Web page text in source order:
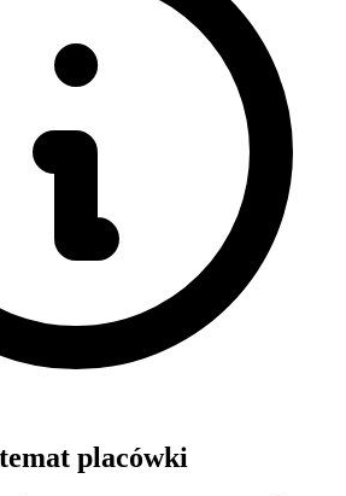
placówki